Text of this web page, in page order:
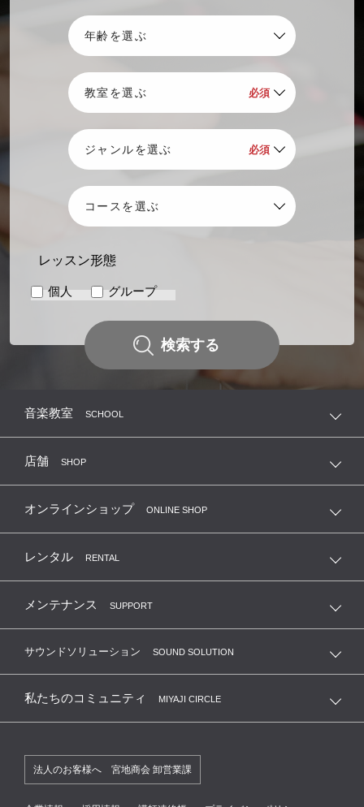
レッスン形態
個人 グループ
検索する
音楽教室 SCHOOL
店舗 SHOP
オンラインショップ ONLINE SHOP
レンタル RENTAL
メンテナンス SUPPORT
サウンドソリューション SOUND SOLUTION
私たちのコミュニティ MIYAJI CIRCLE
法人のお客様へ 宮地商会 卸営業課